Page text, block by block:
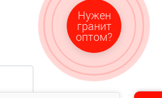
Нужен
гранит
оптом?